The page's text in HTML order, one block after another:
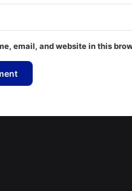
email, and website in this